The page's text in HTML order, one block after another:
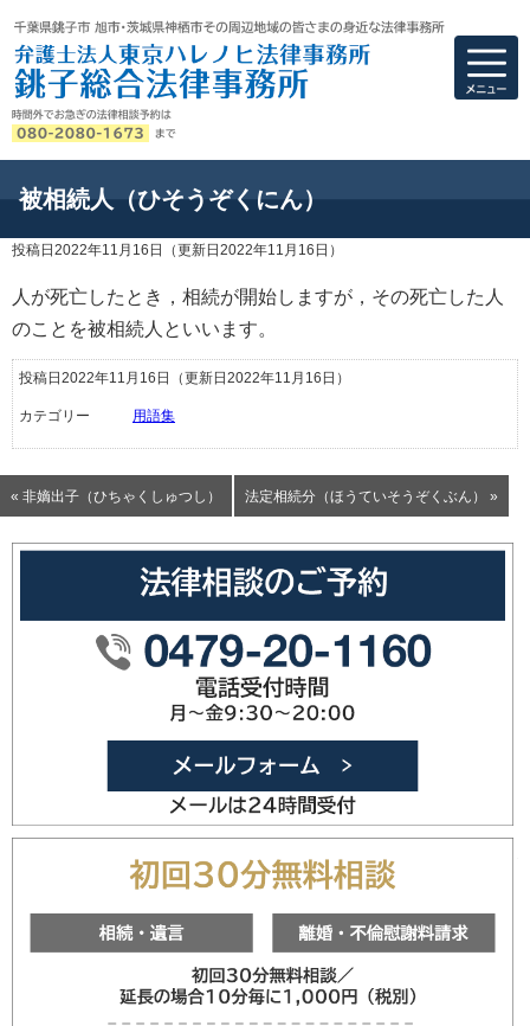
弁護士法人東京
被相続人（ひそうぞくにん）
投稿日2022年11月16日 （更新日2022年11月16日）
人が死亡したとき，相続が開始しますが，その死亡した人
のことを被相続人といいます。
投稿日2022年11月16日 （更新日2022年11月16日）
カテゴリー 用語集
« 非嫡出子（ひちゃくしゅつし） 法定相続分（ほうていそうぞくぶん） »